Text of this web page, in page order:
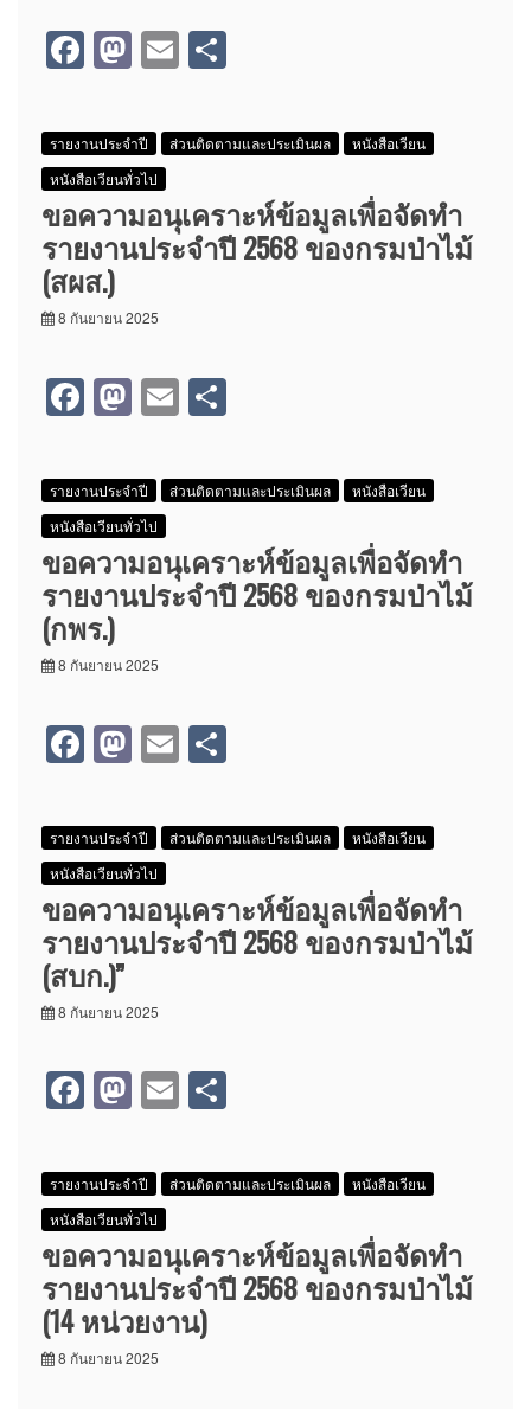
F
a
c
e
b
o
o
k
M
a
st
o
d
o
n
E
m
ailar
e
รายงานประจำปี ส่วนติดตามและประเมินผล
หนังสือเวียน
หนังสือเวียนทั่วไป
ขอความอนุเคราะห์ข้อมูลเพื่อจัดทำ
รายงานประจำปี 2568 ของกรมป่าไม้
(สผส.)
8 กันยายน 2025
F
a
c
e
b
o
o
k
M
a
st
o
d
o
n
E
m
ailar
e
รายงานประจำปี ส่วนติดตามและประเมินผล
หนังสือเวียน
หนังสือเวียนทั่วไป
ขอความอนุเคราะห์ข้อมูลเพื่อจัดทำ
รายงานประจำปี 2568 ของกรมป่าไม้
(กพร.)
8 กันยายน 2025
F
a
c
e
b
o
o
k
M
a
st
o
d
o
n
E
m
ailar
e
รายงานประจำปี ส่วนติดตามและประเมินผล
หนังสือเวียน
หนังสือเวียนทั่วไป
ขอความอนุเคราะห์ข้อมูลเพื่อจัดทำ
รายงานประจำปี 2568 ของกรมป่าไม้
(สบก.)”
8 กันยายน 2025
F
c
e
b
o
o
k
M
st
o
d
o
n
E
ailar
e
รายงานประจำปี ส่วนติดตามและประเมินผล
หนังสือเวียน
หนังสือเวียนทั่วไป
ขอความอนุเคราะห์ข้อมูลเพื่อจัดทำ
รายงานประจำปี 2568 ของกรมป่าไม้
(14 หน่วยงาน)
8 กันยายน 2025